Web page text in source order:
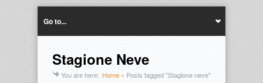
Go to...
Stagione Neve
You are here: Home » Posts tagged "Stagione neve"